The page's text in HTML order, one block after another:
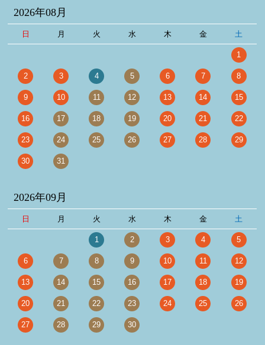
2026年08月
日 月 火 水 木 金 土
1
2 3 4 5 6 7 8
9 10 11 12 13 14 15
16 17 18 19 20 21 22
23 24 25 26 27 28 29
30 31
2026年09月
日 月 火 水 木 金 土
1 2 3 4 5
6 7 8 9 10 11 12
13 14 15 16 17 18 19
20 21 22 23 24 25 26
27 28 29 30